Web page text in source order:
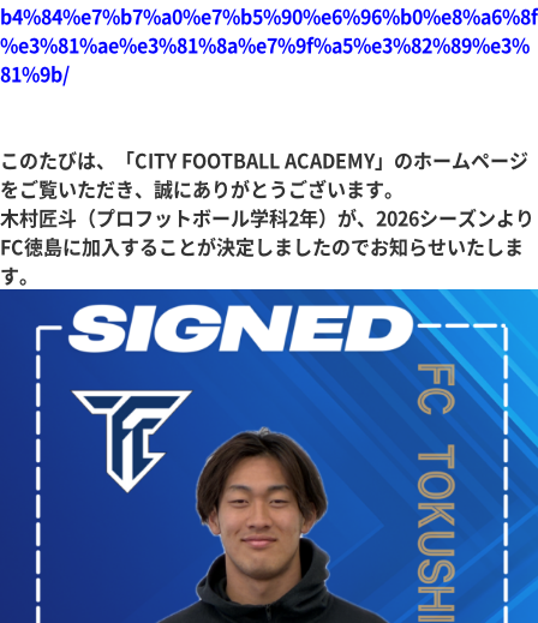
b4%84%e7%b7%a0%e7%b5%90%e6%96%b0%e8%a6%8f
%e3%81%ae%e3%81%8a%e7%9f%a5%e3%82%89%e3%
81%9b/
このたびは、「CITY FOOTBALL ACADEMY」のホームページ
をご覧いただき、誠にありがとうございます。
木村匠斗（プロフットボール学科2年）が、2026シーズンより
FC徳島に加入することが決定しましたのでお知らせいたしま
す。